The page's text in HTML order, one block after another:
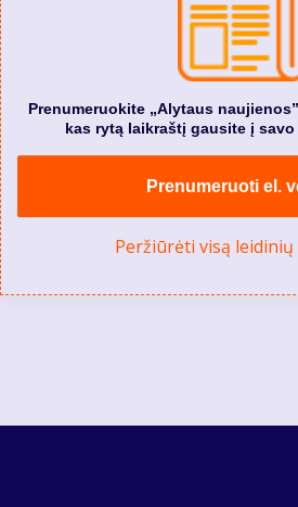
Prenumeruokite „Alytaus
kas rytą laikraštį gausite į
Prenumeruoti el.
Peržiūrėti visą leidinių